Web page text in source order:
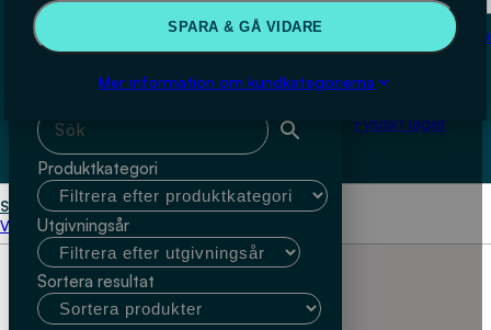
SPARA & GÅ VIDARE
Mer information om kundkategorierna
Om
Köpvillkor
Fysiskt lager
Start Maria Dåverhög
Välj kundtyp
Sök & filtrera
Sök med fritext
Produktkategori
Utgivningsår
Sortera resultat